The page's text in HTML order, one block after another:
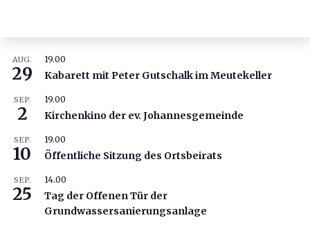
AUG.
29
19.00
Kabarett mit Peter Gutschalk im Meutekeller
SEP.
2
19.00
Kirchenkino der ev. Johannesgemeinde
SEP.
10
19.00
Öffentliche Sitzung des Ortsbeirats
SEP.
25
14.00
Tag der Offenen Tür der
Grundwassersanierungsanlage